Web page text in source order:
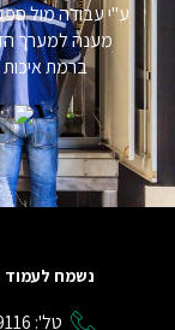
ע"י עבודה מול
מענה למערך
ברמת איכות
נשמח לעמוד
טל': 074-737-9116